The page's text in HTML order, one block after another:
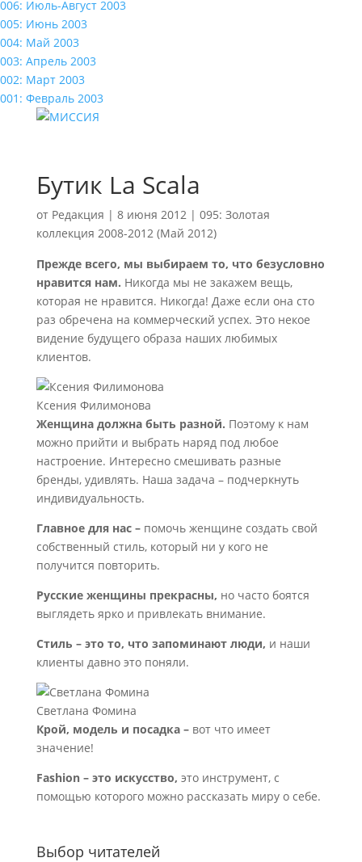
006: Июль-Август 2003
005: Июнь 2003
004: Май 2003
003: Апрель 2003
002: Март 2003
001: Февраль 2003
Бутик La Scala
от Редакция | 8 июня 2012| 095: Золотая
коллекция 2008-2012 (Май 2012)
Прежде всего, мы выбираем то, что безусловно
нравится нам. Никогда мы не закажем вещь,
которая не нравится. Никогда! Даже если она сто
раз обречена на коммерческий успех. Это некое
видение будущего образа наших любимых
клиентов.
Ксения Филимонова
Женщина должна быть разной. Поэтому к нам
можно прийти и выбрать наряд под любое
настроение. Интересно смешивать разные
бренды, удивлять. Наша задача – подчеркнуть
индивидуальность.
Главное для нас – помочь женщине создать свой
собственный стиль, который ни у кого не
получится повторить.
Русские женщины прекрасны, но часто боятся
выглядеть ярко и привлекать внимание.
Стиль – это то, что запоминают люди, и наши
клиенты давно это поняли.
Светлана Фомина
Крой, модель и посадка – вот что имеет
значение!
Fashion – это искусство, это инструмент, с
помощью которого можно рассказать миру о себе.
Выбор читателей